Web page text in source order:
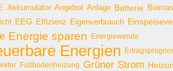
Akkumulator Angebot Anlage Batterie
EEG Effizienz Eigenverbrauch
Energie sparen Energiewende
Energien
Fußbodenheizung Grüner Strom